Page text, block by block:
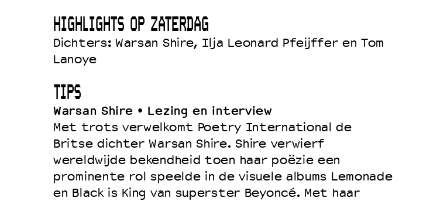
HIGHLIGHTS OP ZATERDAG
Dichters: Warsan Shire, Ilja Leonard Pfeijffer en Tom
Lanoye
TIPS
Warsan Shire • Lezing en interview
Met trots verwelkomt Poetry International de
Britse dichter Warsan Shire. Shire verwierf
wereldwijde bekendheid toen haar poëzie een
prominente rol speelde in de visuele albums Lemonade
en Black is King van superster Beyoncé. Met haar